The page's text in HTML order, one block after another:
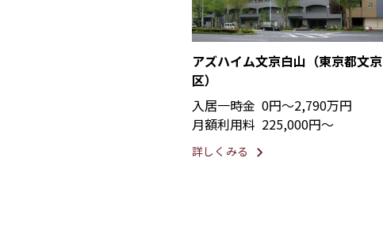
アズハイム文京白山（東京都文京
区）
入居一時金 0円〜2,790万円
月額利用料 225,000円〜
詳しくみる